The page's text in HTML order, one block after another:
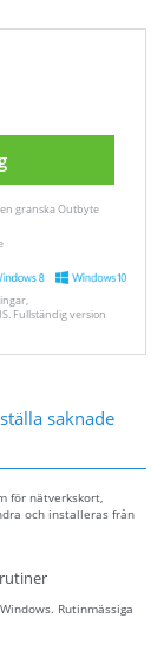
granska Outbyte
Fullständig version
saknade
för nätverkskort,
och installeras från
Rutinmässiga